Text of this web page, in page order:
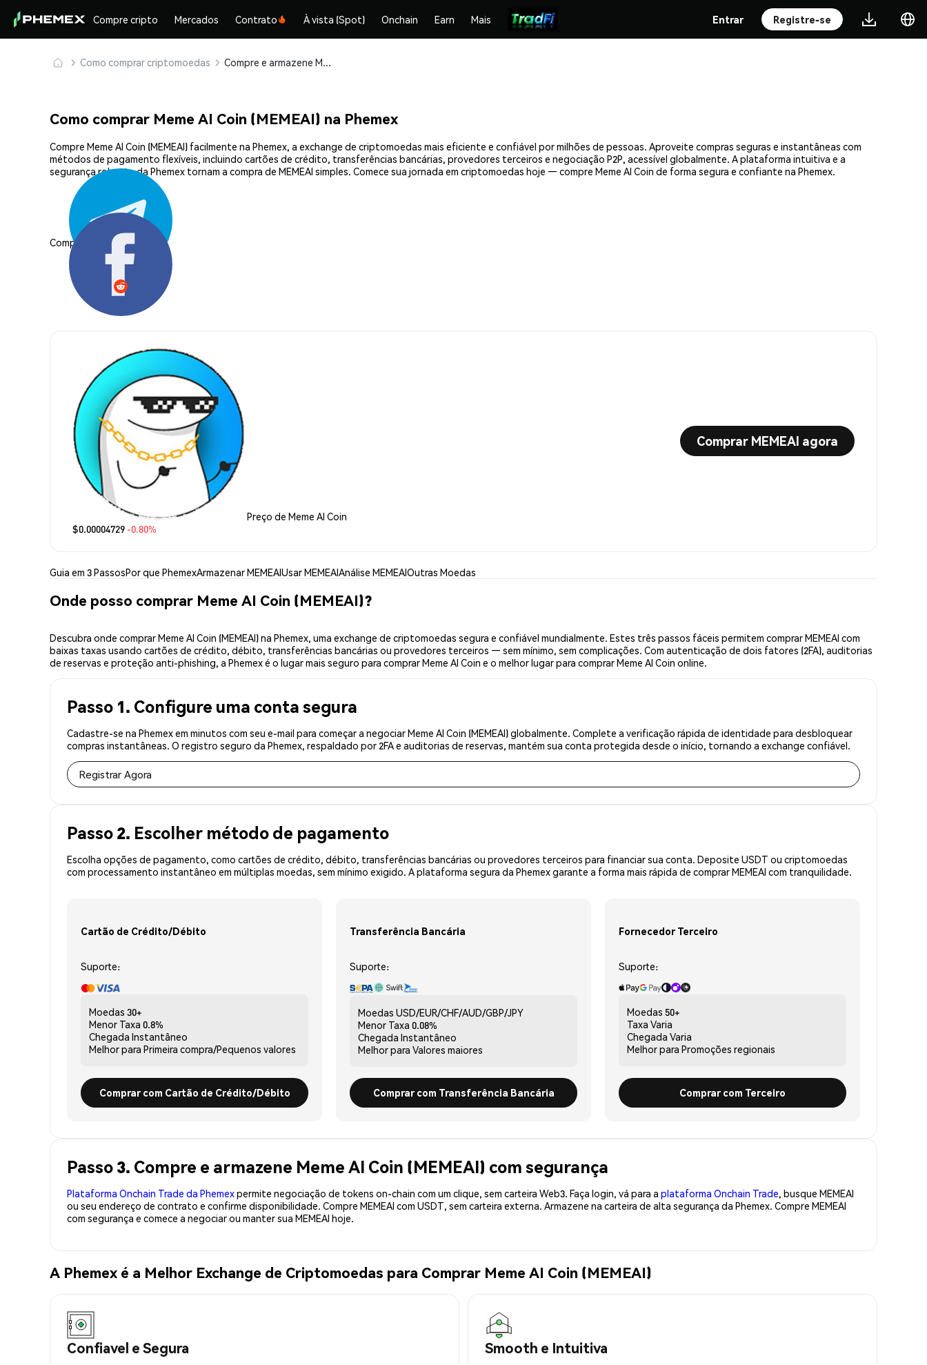
Compre cripto Mercados Contrato À vista (Spot) Onchain Earn Mais Entrar Registre-se
Como comprar criptomoedas Compre e armazene Meme AI Coin (MEMEAI) com segurança
Como comprar Meme AI Coin (MEMEAI) na Phemex
Compre Meme AI Coin (MEMEAI) facilmente na Phemex, a exchange de criptomoedas mais eficiente e confiável por milhões de pessoas. Aproveite compras seguras e instantâneas com
métodos de pagamento flexíveis, incluindo cartões de crédito, transferências bancárias, provedores terceiros e negociação P2P, acessível globalmente. A plataforma intuitiva e a
segurança robusta da Phemex tornam a compra de MEMEAI simples. Comece sua jornada em criptomoedas hoje — compre Meme AI Coin de forma segura e confiante na Phemex.
Compartilhar:
Preço de Meme AI Coin
$0.00004729 -0.80%
Comprar MEMEAI agora
Guia em 3 PassosPor que PhemexArmazenar MEMEAIUsar MEMEAIAnálise MEMEAIOutras Moedas
Onde posso comprar Meme AI Coin (MEMEAI)?
Descubra onde comprar Meme AI Coin (MEMEAI) na Phemex, uma exchange de criptomoedas segura e confiável mundialmente. Estes três passos fáceis permitem comprar MEMEAI com
baixas taxas usando cartões de crédito, débito, transferências bancárias ou provedores terceiros — sem mínimo, sem complicações. Com autenticação de dois fatores (2FA), auditorias
de reservas e proteção anti-phishing, a Phemex é o lugar mais seguro para comprar Meme AI Coin e o melhor lugar para comprar Meme AI Coin online.
Passo 1. Configure uma conta segura
Cadastre-se na Phemex em minutos com seu e-mail para começar a negociar Meme AI Coin (MEMEAI) globalmente. Complete a verificação rápida de identidade para desbloquear
compras instantâneas. O registro seguro da Phemex, respaldado por 2FA e auditorias de reservas, mantém sua conta protegida desde o início, tornando a exchange confiável.
Registrar Agora
Passo 2. Escolher método de pagamento
Escolha opções de pagamento, como cartões de crédito, débito, transferências bancárias ou provedores terceiros para financiar sua conta. Deposite USDT ou criptomoedas
com processamento instantâneo em múltiplas moedas, sem mínimo exigido. A plataforma segura da Phemex garante a forma mais rápida de comprar MEMEAI com tranquilidade.
Cartão de Crédito/Débito
Suporte:
Moedas 30+
Menor Taxa 0.8%
Chegada Instantâneo
Melhor para Primeira compra/Pequenos valores
Comprar com Cartão de Crédito/Débito
Transferência Bancária
Suporte:
Moedas USD/EUR/CHF/AUD/GBP/JPY
Menor Taxa 0.08%
Chegada Instantâneo
Melhor para Valores maiores
Comprar com Transferência Bancária
Fornecedor Terceiro
Suporte:
Moedas 50+
Taxa Varia
Chegada Varia
Melhor para Promoções regionais
Comprar com Terceiro
Passo 3. Compre e armazene Meme AI Coin (MEMEAI) com segurança
Plataforma Onchain Trade da Phemexpermite negociação de tokens on-chain com um clique, sem carteira Web3. Faça login, vá para a plataforma Onchain Trade, busque MEMEAI
ou seu endereço de contrato e confirme disponibilidade. Compre MEMEAI com USDT, sem carteira externa. Armazene na carteira de alta segurança da Phemex. Compre MEMEAI
com segurança e comece a negociar ou manter sua MEMEAI hoje.
A Phemex é a Melhor Exchange de Criptomoedas para Comprar Meme AI Coin (MEMEAI)
Confiavel e Segura Smooth e Intuitiva